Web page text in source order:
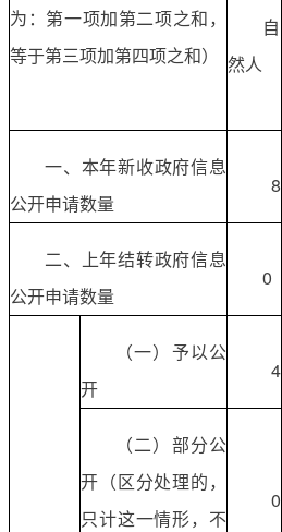
为：第一项加第二项之和，
等于第三项加第四项之和）
自
然人
一、本年新收政府信息
公开申请数量
8
二、上年结转政府信息
公开申请数量
0
（一）予以公
开
4
（二）部分公
开（区分处理的，
只计这一情形，不
0